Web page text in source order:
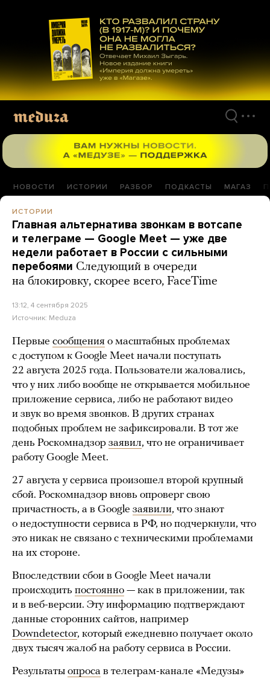
материалам
НОВОСТИ ИСТОРИИ РАЗБОР ПОДКАСТЫ МАГАЗ
ИСТОРИИ
Главная альтернатива звонкам в вотсапе
и телеграме — Google Meet — уже две
недели работает в России с сильными
перебоями Следующий в очереди
на блокировку, скорее всего, FaceTime
13:12, 4 сентября 2025
Источник: Meduza
Первые сообщения о масштабных проблемах
с доступом к Google Meet начали поступать
22 августа 2025 года. Пользователи жаловались,
что у них либо вообще не открывается мобильное
приложение сервиса, либо не работают видео
и звук во время звонков. В других странах
подобных проблем не зафиксировали. В тот же
день Роскомнадзор заявил, что не ограничивает
работу Google Meet.
27 августа у сервиса произошел второй крупный
сбой. Роскомнадзор вновь опроверг свою
причастность, а в Google заявили, что знают
о недоступности сервиса в РФ, но подчеркнули, что
это никак не связано с техническими проблемами
на их стороне.
Впоследствии сбои в Google Meet начали
происходить постоянно — как в приложении, так
и в веб-версии. Эту информацию подтверждают
данные сторонних сайтов, например
Downdetector, который ежедневно получает около
двух тысяч жалоб на работу сервиса в России.
Результаты опроса в телеграм-канале «Медузы»